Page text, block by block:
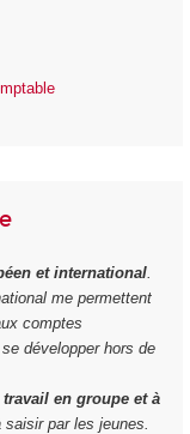
et international.
me permettent
comptes
développer hors de
en groupe et à
par les jeunes.